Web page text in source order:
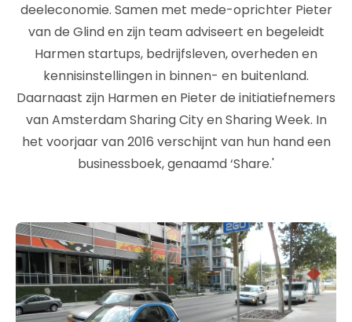
deeleconomie. Samen met mede-oprichter Pieter
van de Glind en zijn team adviseert en begeleidt
Harmen startups, bedrijfsleven, overheden en
kennisinstellingen in binnen- en buitenland.
Daarnaast zijn Harmen en Pieter de initiatiefnemers
van Amsterdam Sharing City en Sharing Week. In
het voorjaar van 2016 verschijnt van hun hand een
businessboek, genaamd ‘Share.'